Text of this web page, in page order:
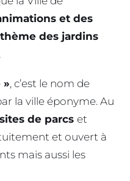
et des
des jardins
», c’est le nom de
la ville éponyme. Au
de parcs et
et ouvert à
mais aussi les